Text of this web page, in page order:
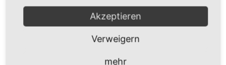
Akzeptieren
Verweigern
mehr